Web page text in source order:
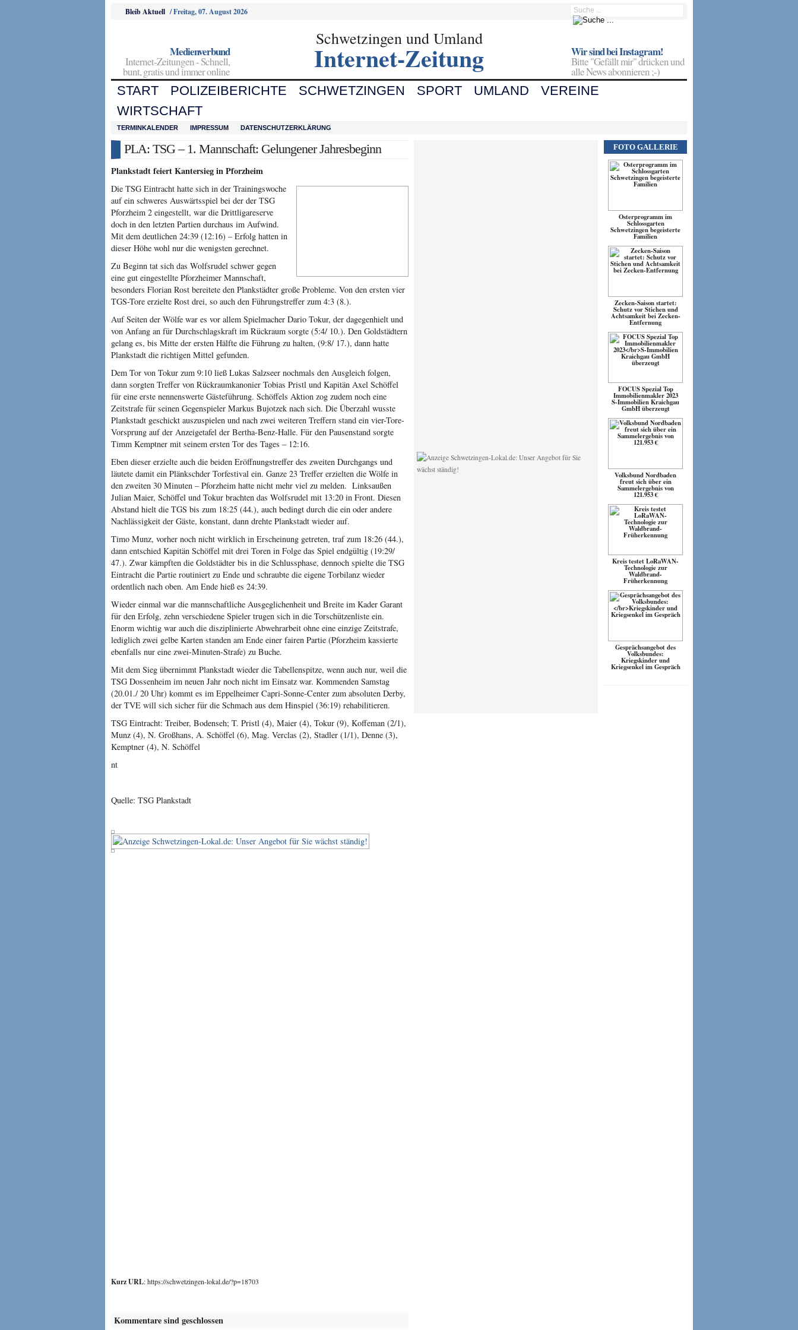
Bleib Aktuell /Freitag, 07. August 2026
Medienverbund
Internet-Zeitungen - Schnell,
bunt, gratis und immer online
Schwetzingen und Umland
Internet-Zeitung Wir sind bei Instagram!
Bitte "Gefällt mir" drücken und
alle News abonnieren ;-)
START POLIZEIBERICHTE SCHWETZINGEN SPORT UMLAND
VEREINE
WIRTSCHAFT
TERMINKALENDER IMPRESSUM DATENSCHUTZERKLÄRUNG
PLA: TSG – 1. Mannschaft: Gelungener Jahresbeginn
Plankstadt feiert Kantersieg in Pforzheim
Die TSG Eintracht hatte sich in der Trainingswoche
auf ein schweres Auswärtsspiel bei der der TSG
Pforzheim 2 eingestellt, war die Drittligareserve
doch in den letzten Partien durchaus im Aufwind.
Mit dem deutlichen 24:39 (12:16) – Erfolg hatten in
dieser Höhe wohl nur die wenigsten gerechnet.
Zu Beginn tat sich das Wolfsrudel schwer gegen
eine gut eingestellte Pforzheimer Mannschaft,
besonders Florian Rost bereitete den Plankstädter große Probleme. Von den ersten vier
TGS-Tore erzielte Rost drei, so auch den Führungstreffer zum 4:3 (8.).
Auf Seiten der Wölfe war es vor allem Spielmacher Dario Tokur, der dagegenhielt und
von Anfang an für Durchschlagskraft im Rückraum sorgte (5:4/ 10.). Den Goldstädtern
gelang es, bis Mitte der ersten Hälfte die Führung zu halten, (9:8/ 17.), dann hatte
Plankstadt die richtigen Mittel gefunden.
Dem Tor von Tokur zum 9:10 ließ Lukas Salzseer nochmals den Ausgleich folgen,
dann sorgten Treffer von Rückraumkanonier Tobias Pristl und Kapitän Axel Schöffel
für eine erste nennenswerte Gästeführung. Schöffels Aktion zog zudem noch eine
Zeitstrafe für seinen Gegenspieler Markus Bujotzek nach sich. Die Überzahl wusste
Plankstadt geschickt auszuspielen und nach zwei weiteren Treffern stand ein vier-Tore-
Vorsprung auf der Anzeigetafel der Bertha-Benz-Halle. Für den Pausenstand sorgte
Timm Kemptner mit seinem ersten Tor des Tages – 12:16.
Eben dieser erzielte auch die beiden Eröffnungstreffer des zweiten Durchgangs und
läutete damit ein Plänkschder Torfestival ein. Ganze 23 Treffer erzielten die Wölfe in
den zweiten 30 Minuten – Pforzheim hatte nicht mehr viel zu melden. Linksaußen
Julian Maier, Schöffel und Tokur brachten das Wolfsrudel mit 13:20 in Front. Diesen
Abstand hielt die TGS bis zum 18:25 (44.), auch bedingt durch die ein oder andere
Nachlässigkeit der Gäste, konstant, dann drehte Plankstadt wieder auf.
Timo Munz, vorher noch nicht wirklich in Erscheinung getreten, traf zum 18:26 (44.),
dann entschied Kapitän Schöffel mit drei Toren in Folge das Spiel endgültig (19:29/
47.). Zwar kämpften die Goldstädter bis in die Schlussphase, dennoch spielte die TSG
Eintracht die Partie routiniert zu Ende und schraubte die eigene Torbilanz wieder
ordentlich nach oben. Am Ende hieß es 24:39.
Wieder einmal war die mannschaftliche Ausgeglichenheit und Breite im Kader Garant
für den Erfolg, zehn verschiedene Spieler trugen sich in die Torschützenliste ein.
Enorm wichtig war auch die disziplinierte Abwehrarbeit ohne eine einzige Zeitstrafe,
lediglich zwei gelbe Karten standen am Ende einer fairen Partie (Pforzheim kassierte
ebenfalls nur eine zwei-Minuten-Strafe) zu Buche.
Mit dem Sieg übernimmt Plankstadt wieder die Tabellenspitze, wenn auch nur, weil die
TSG Dossenheim im neuen Jahr noch nicht im Einsatz war. Kommenden Samstag
(20.01./ 20 Uhr) kommt es im Eppelheimer Capri-Sonne-Center zum absoluten Derby,
der TVE will sich sicher für die Schmach aus dem Hinspiel (36:19) rehabilitieren.
TSG Eintracht: Treiber, Bodenseh; T. Pristl (4), Maier (4), Tokur (9), Koffeman (2/1),
Munz (4), N. Großhans, A. Schöffel (6), Mag. Verclas (2), Stadler (1/1), Denne (3),
Kemptner (4), N. Schöffel
nt
Quelle: TSG Plankstadt
Kurz URL: https://schwetzingen-lokal.de/?p=18703
Kommentare sind geschlossen
FOTO GALLERIE
Osterprogramm im
Schlossgarten
Schwetzingen begeisterte
Familien
Zecken-Saison startet:
Schutz vor Stichen und
Achtsamkeit bei Zecken-
Entfernung
FOCUS Spezial Top
Immobilienmakler 2023
S-Immobilien Kraichgau
GmbH überzeugt
Volksbund Nordbaden
freut sich über ein
Sammelergebnis von
121.953 €
Kreis testet LoRaWAN-
Technologie zur
Waldbrand-
Früherkennung
Gesprächsangebot des
Volksbundes:
Kriegskinder und
Kriegsenkel im Gespräch